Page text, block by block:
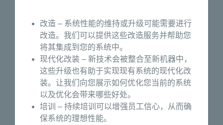
改造 – 系统性能的维持或升级可能需要进行
改造。我们可以提供这些改造服务并帮助您
将其集成到您的系统中。
现代化改装 – 新技术会被整合至新机器中，
这些升级也有助于实现现有系统的现代化改
装。让我们向您展示如何优化您当前的系统
以及优化会带来哪些好处。
培训 – 持续培训可以增强员工信心，从而确
保系统的理想性能。